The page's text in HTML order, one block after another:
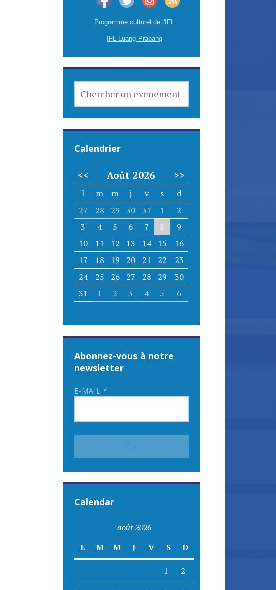
Programme culturel de l'IFL
IFL Luang Prabang
UN
Calendrier
<< Août 2026 >>
l m m j v s
d
27
28 29 30 31 1
2
3
4 5 6 7 8
9
10
11 12 13 14 15
16
17
18 19 20 21 22
23
24
25 26 27 28 29
30
31
1 2 3 4 5 6
Abonnez-vous à notre
newsletter
E-MAIL*
Calendar
août 2026
L
M M J V S D
1 2